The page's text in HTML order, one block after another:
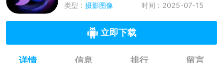
类型： 摄影图像 时间：2025-07-15
立即下载
详情 信息 排行 留言